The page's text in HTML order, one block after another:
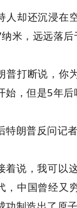
人却还沉浸在
米，远远落后
普打断说，你
始，但是5年后
特朗普反问记
着说，我可以
，中国曾经又